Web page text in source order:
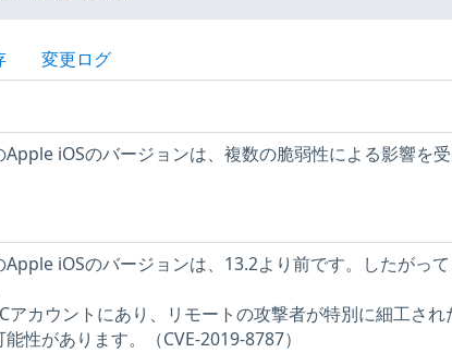
変更ログ
iOSのバージョンは、複数の脆弱性による影響を受
iOSのバージョンは、13.2より前です。したがっ
アカウントにあり、リモートの攻撃者が特別に細工され
性があります。（CVE-2019-8787）